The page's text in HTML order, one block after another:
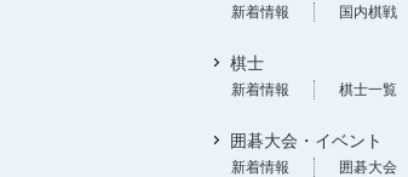
新着情報 国内棋戦
棋士
新着情報 棋士一覧
囲碁大会・イベント
新着情報 囲碁大会